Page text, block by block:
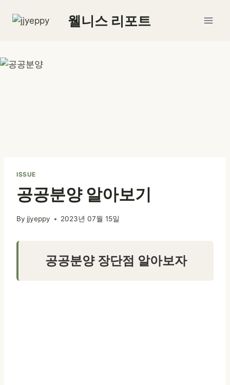
웰니스 리포트
ISSUE
공공분양 알아보기
By jjyeppy 2023년 07월 15일
공공분양 장단점 알아보자